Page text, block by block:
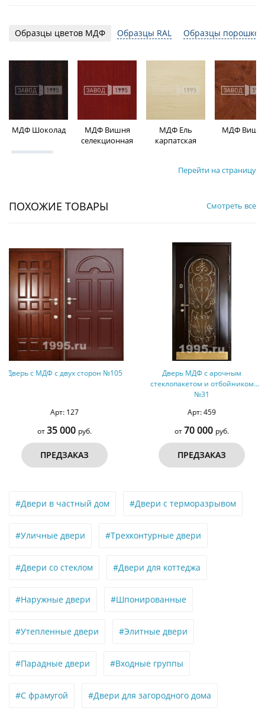
Образцы цветов МДФ Образцы RAL Образцы
МДФ Шоколад
МДФ Вишня
селекционная
МДФ Ель
карпатская
МДФ
Перейти на страницу
ПОХОЖИЕ ТОВАРЫ Смотреть все
Дверь МДФ с арочным
Арт: 459
от70 000руб.
ПРЕДЗАКАЗ
Дверь МДФ шпон с карнизом и
остекленными вставками
Арт: 419
от280 000руб.
ПРЕДЗАКАЗ
#Двери в частный дом #Двери с терморазрывом
#Уличные двери #Трехконтурные двери
#Двери со стеклом #Двери для коттеджа
#Наружные двери #Шпонированные
#Утепленные двери #Элитные двери
#Парадные двери #Входные группы
#С фрамугой #Двери для загородного дома